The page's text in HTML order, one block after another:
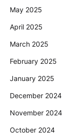
May 2025
April 2025
March 2025
February 2025
January 2025
December 2024
November 2024
October 2024